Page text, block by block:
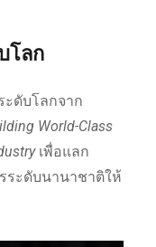
โลก
ะดับโลกจาก
World-Class
เพื่อแลก
ระดับนานาชาติให้